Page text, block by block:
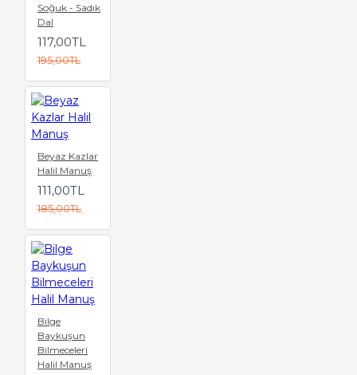
Soğuk - Sadık
Dal
117,00TL
195,00TL
Beyaz Kazlar
Halil Manuş
111,00TL
185,00TL
Bilge
Baykuşun
Bilmeceleri
Halil Manuş